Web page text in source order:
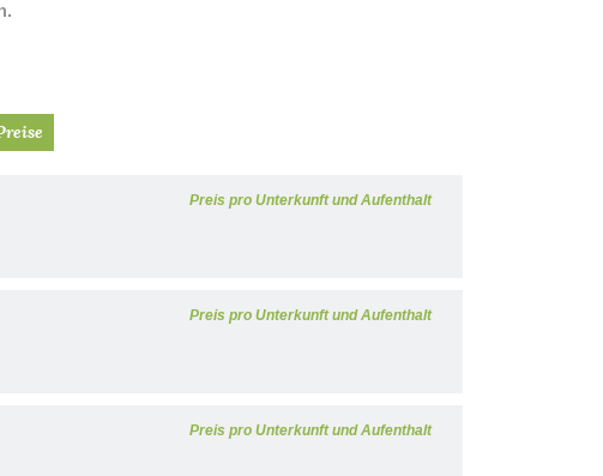
Preis pro Unterkunft und Aufenthalt
Preis pro Unterkunft und Aufenthalt
Preis pro Unterkunft und Aufenthalt